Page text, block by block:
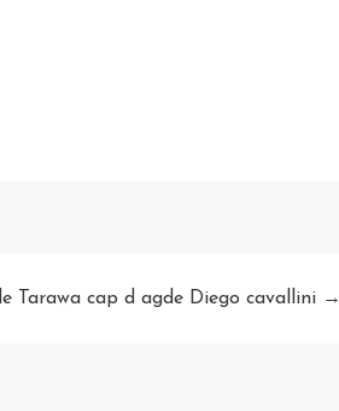
Tarawa cap d agde Diego cavallini →